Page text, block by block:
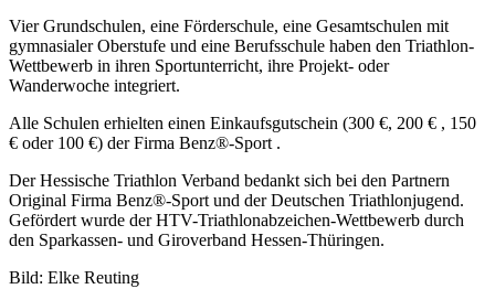
Vier Grundschulen, eine Förderschule, eine Gesamtschulen mit
gymnasialer Oberstufe und eine Berufsschule haben den Triathlon-
Wettbewerb in ihren Sportunterricht, ihre Projekt- oder
Wanderwoche integriert.
Alle Schulen erhielten einen Einkaufsgutschein (300 €, 200 € , 150
€ oder 100 €) der Firma Benz®-Sport .
Der Hessische Triathlon Verband bedankt sich bei den Partnern
Original Firma Benz®-Sport und der Deutschen Triathlonjugend.
Gefördert wurde der HTV-Triathlonabzeichen-Wettbewerb durch
den Sparkassen- und Giroverband Hessen-Thüringen.
Bild: Elke Reuting